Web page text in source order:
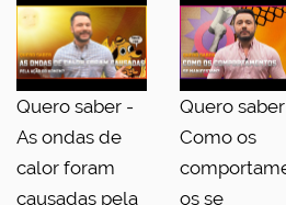
Quero saber -
As ondas de
calor foram
causadas pela
Quero
Como os
os se